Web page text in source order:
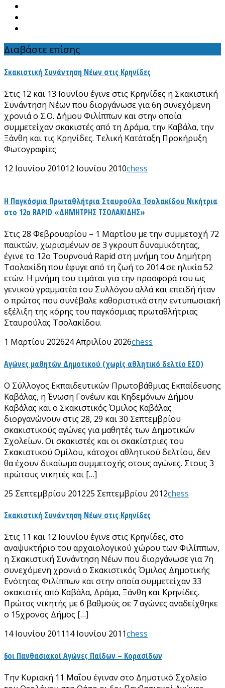
Διαβάστε επίσης
Σκακιστική Συνάντηση Νέων στις Κρηνίδες
Στις 12 και 13 Ιουνίου έγινε στις Κρηνίδες η Σκακιστική
Συνάντηση Νέων που διοργάνωσε για 6η συνεχόμενη
χρονιά ο Σ.Ο. Δήμου Φιλίππων και στην οποία
συμμετείχαν σκακιστές από τη Δράμα, την Καβάλα, την
Ξάνθη και τις Κρηνίδες. Τελική Κατάταξη Προκήρυξη
Φωτογραφίες
12 Ιουνίου 201012 Ιουνίου 2010chess
Η Παγκόσμια Πρωταθλήτρια Σταυρούλα Τσολακίδου Νικήτρια
στο 12ο RAPID «ΔΗΜΗΤΡΗΣ ΤΣΟΛΑΚΙΔΗΣ»
Στις 28 Φεβρουαρίου – 1 Μαρτίου με την συμμετοχή 72
παικτών, χωρισμένων σε 3 γκρουπ δυναμικότητας,
έγινε το 12ο Tουρνουά Rapid στη μνήμη του Δημήτρη
Τσολακίδη που έφυγε από τη ζωή το 2014 σε ηλικία 52
ετών. Η μνήμη του τιμάται για την προσφορά του ως
γενικού γραμματέα του Συλλόγου αλλά και επειδή ήταν
ο πρώτος που συνέβαλε καθοριστικά στην εντυπωσιακή
εξέλιξη της κόρης του παγκόσμιας πρωταθλήτριας
Σταυρούλας Τσολακίδου.
1 Μαρτίου 202624 Απριλίου 2026chess
Αγώνες μαθητών Δημοτικού (χωρίς αθλητικό δελτίο ΕΣΟ)
Ο Σύλλογος Εκπαιδευτικών Πρωτοβάθμιας Εκπαίδευσης
Καβάλας, η Ένωση Γονέων και Κηδεμόνων Δήμου
Καβάλας και ο Σκακιστικός Όμιλος Καβάλας
διοργανώνουν στις 28, 29 και 30 Σεπτεμβρίου
σκακιστικούς αγώνες για μαθητές των Δημοτικών
Σχολείων. Οι σκακιστές και οι σκακίστριες του
Σκακιστικού Ομίλου, κάτοχοι αθλητικού δελτίου, δεν
θα έχουν δικαίωμα συμμετοχής στους αγώνες. Στους 3
πρώτους νικητές και […]
25 Σεπτεμβρίου 201225 Σεπτεμβρίου 2012chess
Σκακιστική Συνάντηση Νέων στις Κρηνίδες
Στις 11 και 12 Ιουνίου έγινε στις Κρηνίδες, στο
αναψυκτήριο του αρχαιολογικού χώρου των Φιλίππων,
η Σκακιστική Συνάντηση Νέων που διοργάνωσε για 7η
συνεχόμενη χρονιά ο Σκακιστικός Όμιλος Δημοτικής
Ενότητας Φιλίππων και στην οποία συμμετείχαν 33
σκακιστές από Καβάλα, Δράμα, Ξάνθη και Κρηνίδες.
Πρώτος νικητής με 6 βαθμούς σε 7 αγώνες αναδείχθηκε
ο 15χρονος Δήμος […]
14 Ιουνίου 2011 14 Ιουνίου 2011chess
6οι Πανθασιακοί Αγώνες Παίδων – Κορασίδων
Την Κυριακή 11 Μαΐου έγιναν στο Δημοτικό Σχολείο